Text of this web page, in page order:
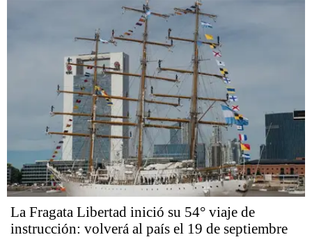
La Fragata Libertad inició su 54° viaje de
instrucción: volverá al país el 19 de septiembre